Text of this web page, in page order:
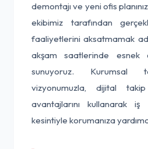
demontajı ve yeni ofis
ekibimiz tarafından
faaliyetlerini aksatmamak
akşam saatlerinde esnek
sunuyoruz. Kurumsal
vizyonumuzla, dijital
avantajlarını kullanarak
kesintiyle korumanıza